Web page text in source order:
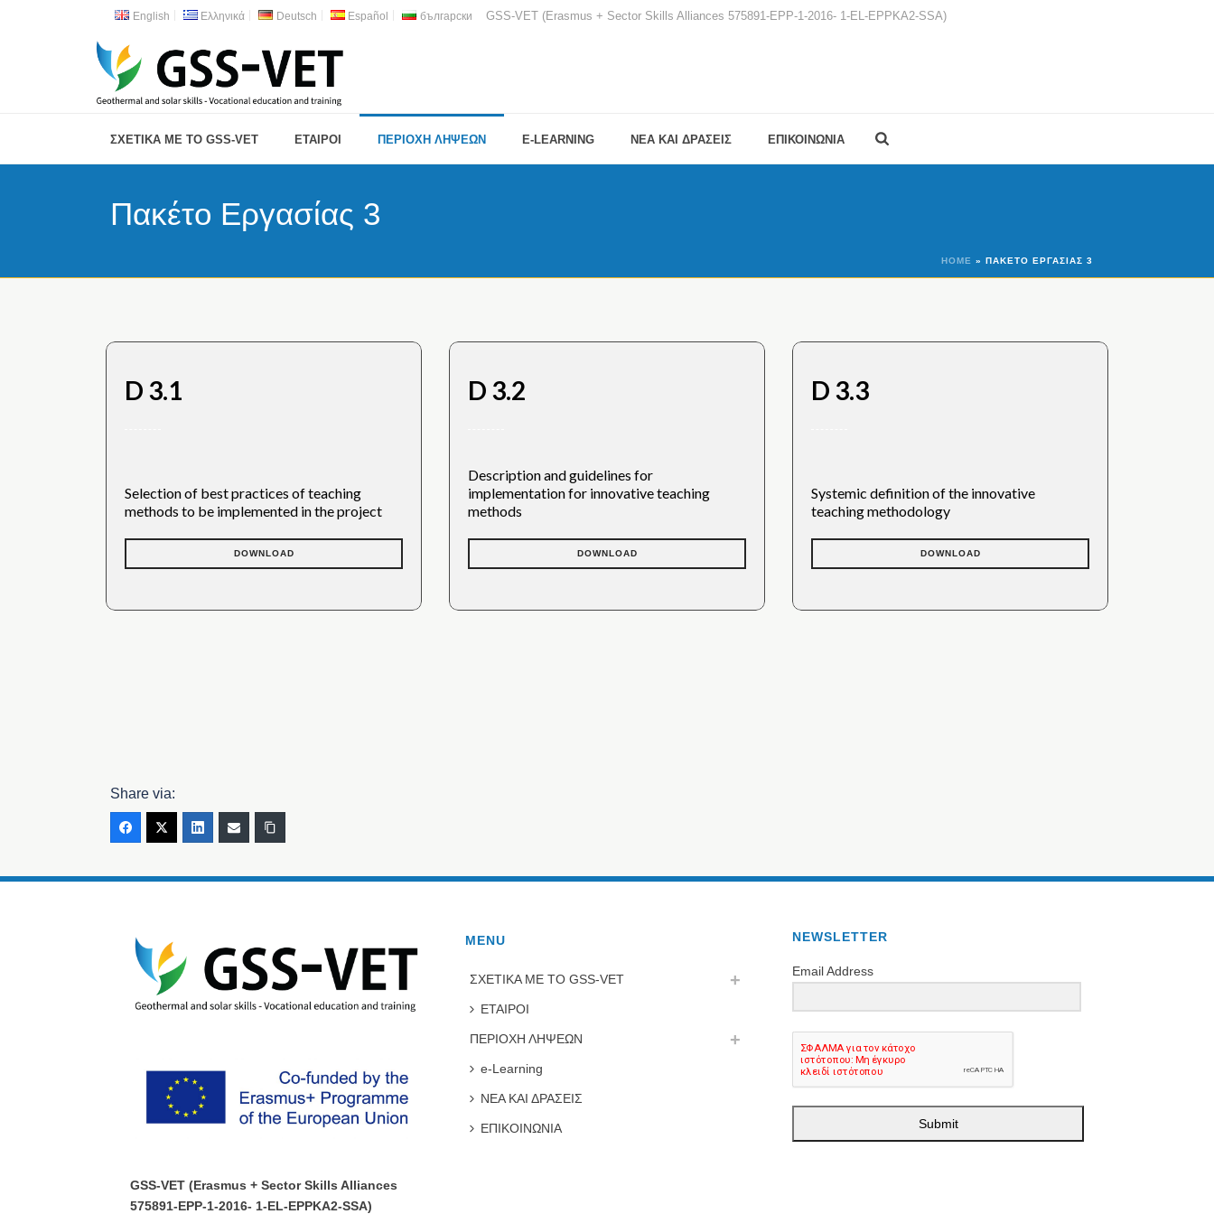
English Ελληνικά Deutsch Español български GSS-VET (Erasmus + Sector Skills Alliances 575891-EPP-1-2016- 1-EL-EPPKA2-SSA)
ΣΧΕΤΙΚΑ ΜΕ ΤΟ GSS-VET ΕΤΑΙΡΟΙ ΠΕΡΙΟΧΗ ΛΗΨΕΩΝ E-LEARNING ΝΕΑ ΚΑΙ ΔΡΑΣΕΙΣ ΕΠΙΚΟΙΝΩΝΙΑ
Πακέτο Εργασίας 3
HOME » ΠΑΚΈΤΟ ΕΡΓΑΣΊΑΣ 3
D 3.1
Selection of best practices of teaching
methods to be implemented in the project
DOWNLOAD
D 3.2
Description and guidelines for
implementation for innovative teaching
methods
DOWNLOAD
D 3.3
Systemic definition of the innovative
teaching methodology
DOWNLOAD
Share via:
GSS-VET (Erasmus + Sector Skills Alliances
575891-EPP-1-2016- 1-EL-EPPKA2-SSA)
MENU
ΣΧΕΤΙΚΑ ΜΕ ΤΟ GSS-VET
ΕΤΑΙΡΟΙ
ΠΕΡΙΟΧΗ ΛΗΨΕΩΝ
e-Learning
ΝΕΑ ΚΑΙ ΔΡΑΣΕΙΣ
ΕΠΙΚΟΙΝΩΝΙΑ
NEWSLETTER
Email Address
Submit